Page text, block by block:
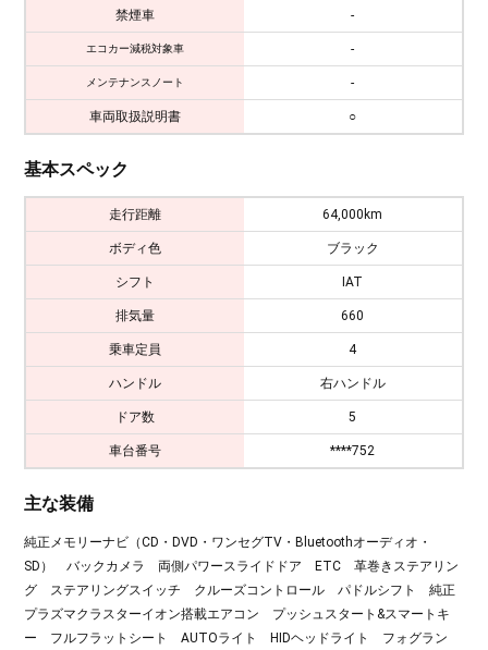
禁煙車 -
エコカー減税対象車 -
メンテナンスノート -
車両取扱説明書 ○
基本スペック
走行距離 64,000km
ボディ色 ブラック
シフト IAT
排気量 660
乗車定員 4
ハンドル 右ハンドル
ドア数 5
車台番号 ****752
主な装備
純正メモリーナビ（CD・DVD・ワンセグTV・Bluetoothオーディオ・
SD） バックカメラ 両側パワースライドドア ETC 革巻きステアリン
グ ステアリングスイッチ クルーズコントロール パドルシフト 純正
プラズマクラスターイオン搭載エアコン プッシュスタート&スマートキ
ー フルフラットシート AUTOライト HIDヘッドライト フォグラン